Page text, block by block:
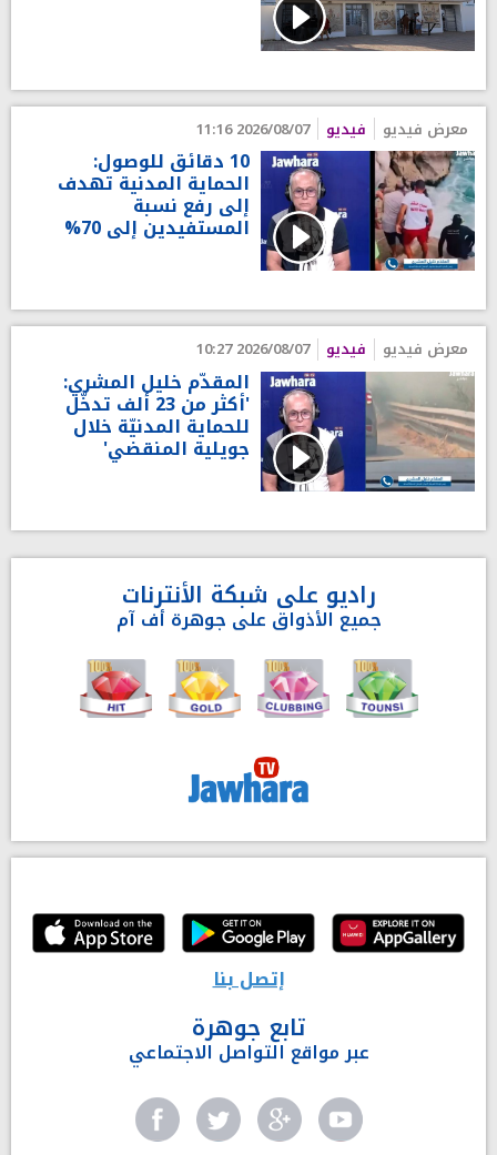
معرض فيديو فيديو 2026/08/07 11:16
10 دقائق للوصول:
الحماية المدنية تهدف
إلى رفع نسبة
المستفيدين إلى 70%
معرض فيديو فيديو 2026/08/07 10:27
المقدّم خليل المشري:
'أكثر من 23 ألف تدخّل
للحماية المدنيّة خلال
جويلية المنقضي'
راديو على شبكة الأنترنات
جميع الأذواق على جوهرة أف آم
إتصل بنا
تابع جوهرة
عبر مواقع التواصل الاجتماعي